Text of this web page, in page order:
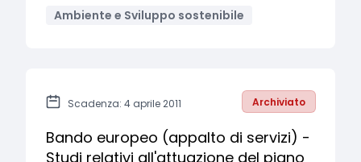
Ambiente e Sviluppo sostenibile
Scadenza: 4 aprile 2011 Archiviato
Bando europeo (appalto di servizi) -
Studi relativi all'attuazione del piano